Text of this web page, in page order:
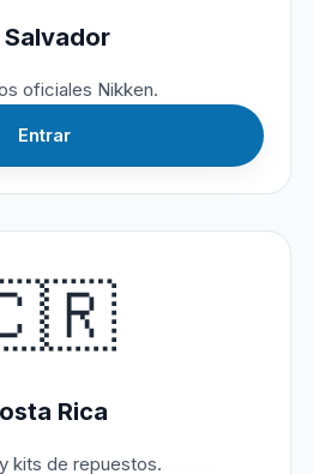
Salvador
oficiales Nikken.
Entrar
Rica
kits de repuestos.